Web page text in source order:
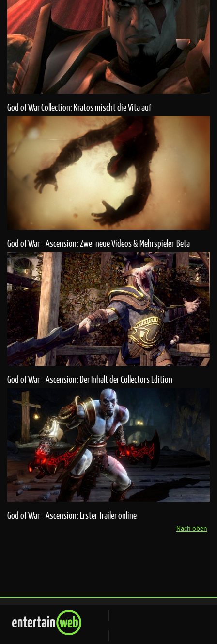
God of War Collection: Kratos mischt die Vita auf
God of War - Ascension: Zwei neue Videos & Mehrspieler-Beta
God of War - Ascension: Der Inhalt der Collectors Edition
God of War - Ascension: Erster Trailer online
Nach oben